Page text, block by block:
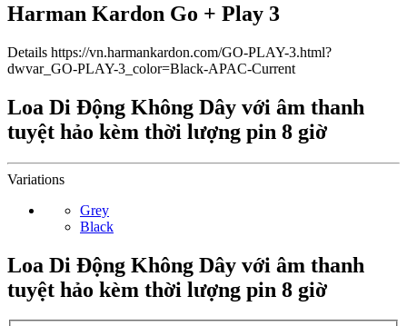
Harman Kardon Go + Play 3
Details https://vn.harmankardon.com/GO-PLAY-3.html?
dwvar_GO-PLAY-3_color=Black-APAC-Current
Loa Di Động Không Dây với âm thanh
tuyệt hảo kèm thời lượng pin 8 giờ
Variations
Grey
Black
Loa Di Động Không Dây với âm thanh
tuyệt hảo kèm thời lượng pin 8 giờ